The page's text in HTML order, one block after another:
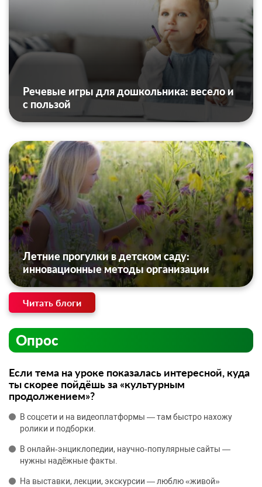
Речевые игры для дошкольника: весело и
с пользой
Летние прогулки в детском саду:
инновационные методы организации
Читать блоги
Опрос
Если тема на уроке показалась интересной, куда
ты скорее пойдёшь за «культурным
продолжением»?
В соцсети и на видеоплатформы — там быстро нахожу
ролики и подборки.
В онлайн‑энциклопедии, научно‑популярные сайты —
нужны надёжные факты.
На выставки, лекции, экскурсии — люблю «живой»